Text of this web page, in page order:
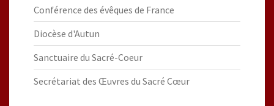
Conférence des évêques de France
Diocèse d'Autun
Sanctuaire du Sacré-Coeur
Secrétariat des Œuvres du Sacré Cœur